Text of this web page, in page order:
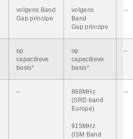
volgens Band
Gap principe
volgens
Band
Gap principe
–
op
capacitieve
basis*
op
capacitieve
basis*
–
–
868MHz
(SRD band
Europe)
915MHz
(ISM Band
–